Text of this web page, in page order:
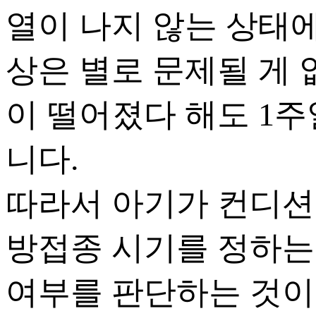
열이 나지 않는 상태
상은 별로 문제될 게
이 떨어졌다 해도 1
니다.
따라서 아기가 컨디
방접종 시기를 정하
여부를 판단하는 것